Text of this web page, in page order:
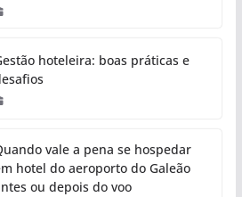
hoteleira: boas práticas e
vale a pena se hospedar
hotel do aeroporto do Galeão
ou depois do voo